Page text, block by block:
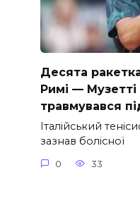
Десята
Римі — Музетті
травмувався
Італійський
зазнав болісної
0 33